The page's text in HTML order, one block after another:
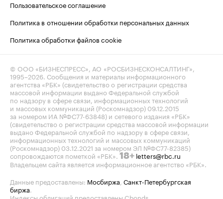
Пользовательское соглашение
Политика в отношении обработки персональных данных
Политика обработки файлов cookie
© ООО «БИЗНЕСПРЕСС», АО «РОСБИЗНЕСКОНСАЛТИНГ»,
1995–2026 . Сообщения и материалы информационного
агентства «РБК» (свидетельство о регистрации средства
массовой информации выдано Федеральной службой
по надзору в сфере связи, информационных технологий
и массовых коммуникаций (Роскомнадзор) 09.12.2015
за номером ИА №ФС77-63848) и сетевого издания «РБК»
(свидетельство о регистрации средства массовой информации
выдано Федеральной службой по надзору в сфере связи,
информационных технологий и массовых коммуникаций
(Роскомнадзор) 03.12.2021 за номером ЭЛ №ФС77-82385)
сопровождаются пометкой «РБК». 18+ letters@rbc.ru
Владельцем сайта является информационное агентство «РБК».
Данные предоставлены: Мосбиржа Санкт-Петербургская
биржа
Индексы облигаций предоставлены Cbonds.